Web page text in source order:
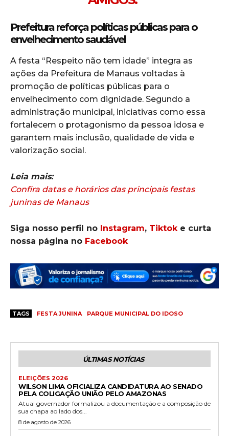
Prefeitura reforça políticas públicas para o
envelhecimento saudável
A festa “Respeito não tem idade” integra as
ações da Prefeitura de Manaus voltadas à
promoção de políticas públicas para o
envelhecimento com dignidade. Segundo a
administração municipal, iniciativas como essa
fortalecem o protagonismo da pessoa idosa e
garantem mais inclusão, qualidade de vida e
valorização social.
Leia mais:
Confira datas e horários das principais festas
juninas de Manaus
Siga nosso perfil no Instagram, Tiktoke curta
nossa página no Facebook
TAGS FESTA JUNINA PARQUE MUNICIPAL DO IDOSO
ÚLTIMAS NOTÍCIAS
ELEIÇÕES 2026
WILSON LIMA OFICIALIZA CANDIDATURA AO SENADO
PELA COLIGAÇÃO UNIÃO PELO AMAZONAS
Atual governador formalizou a documentação e a composição de
sua chapa ao lado dos...
8 de agosto de 2026